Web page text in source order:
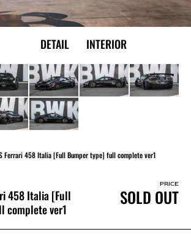
DETAIL INTERIOR
Ferrari 458 Italia [Full Bumper type] full complete ver1
458 Italia [Full
complete ver1
PRICE
SOLD OUT